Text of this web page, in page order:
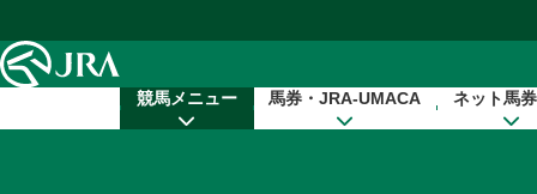
競馬メニュー 馬券・JRA-UMACA ネット馬